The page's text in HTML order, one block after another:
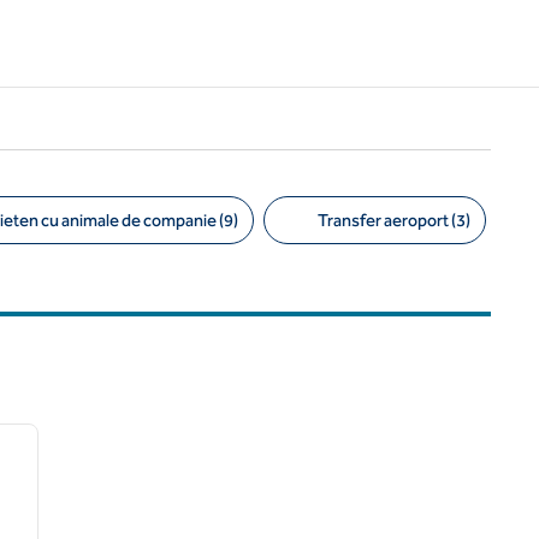
cu animale de companie (9) Transfer aeroport (3)
imaginea următoare